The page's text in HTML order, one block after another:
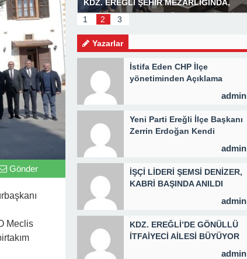
Gönder
Meclis
KDZ. EREĞLİ ŞEHİR MEZARLIĞINDA,
MEVLİD PROGRAMI DÜZENLENDİ 3 BİN
1
2 3
Yazarlar
İstifa Eden CHP İlçe
yönetiminden Açıklama
admin
Yeni Parti Ereğli İlçe Başkanı
Zerrin Erdoğan Kendi
admin
İŞÇİ LİDERİ ŞEMSİ DENİZER,
KABRİ BAŞINDA ANILDI
admin
KDZ. EREĞLİ’DE GÖNÜLLÜ
İTFAİYECİ AİLESİ BÜYÜYOR
admin